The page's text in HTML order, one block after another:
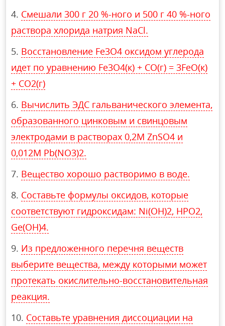
Смешали 300 г 20 %-ного и 500 г 40 %-ного
раствора хлорида натрия NaCl.
Восстановление Fe3O4 оксидом углерода
идет по уравнению Fe3O4(к) + CO(г) = 3FeO(к)
+ CO2(г)
Вычислить ЭДС гальванического элемента,
образованного цинковым и свинцовым
электродами в растворах 0,2М ZnSO4 и
0,012М Pb(NO3)2.
Вещество хорошо растворимо в воде.
Составьте формулы оксидов, которые
соответствуют гидроксидам: Ni(OH)2, HPO2,
Ge(OH)4.
Из предложенного перечня веществ
выберите вещества, между которыми может
протекать окислительно-восстановительная
реакция.
Составьте уравнения диссоциации на